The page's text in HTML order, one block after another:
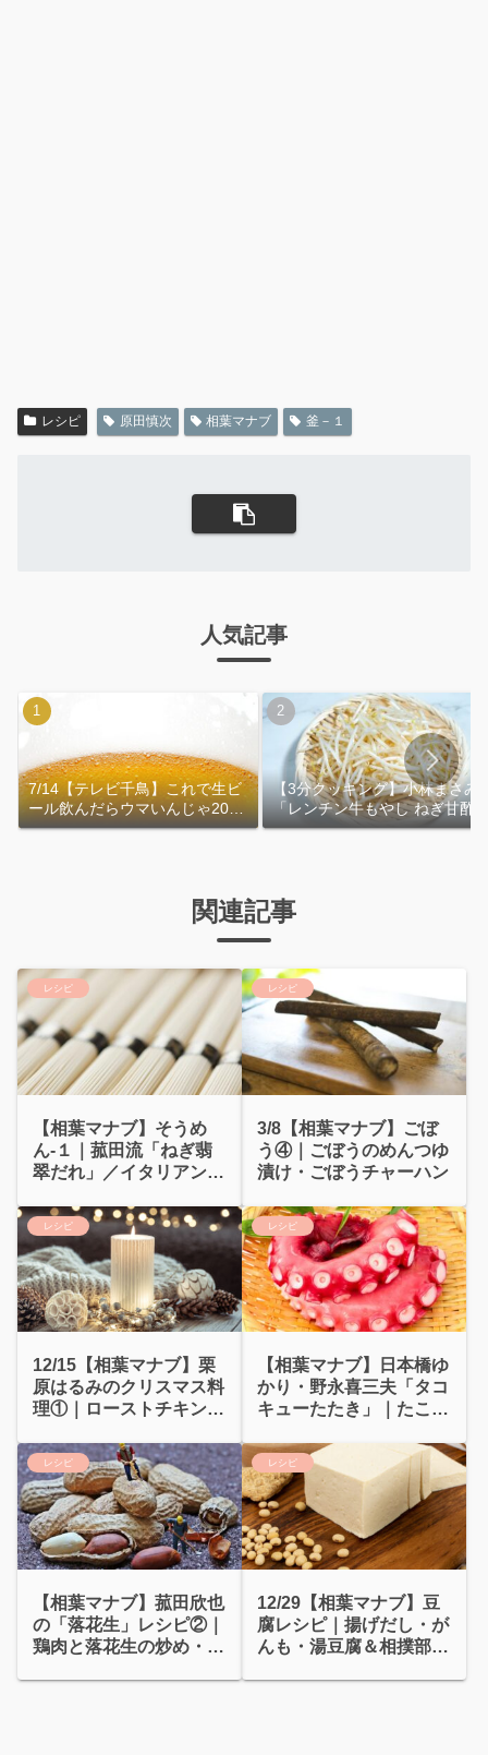
レシピ 原田慎次 相葉マナブ 釜－１
人気記事
7/14【テレビ千鳥】これで生ビ
ール飲んだらウマいんじゃ2026
｜おおよその作り方
【3分クッキング】小林まさみ
「レンチン牛もやし ねぎ甘酢
れ」作り方
関連記事
レシピ
【相葉マナブ】そうめ
ん-１｜菰田流「ねぎ翡
翠だれ」／イタリアン風
レシピ
3/8【相葉マナブ】ごぼ
う④｜ごぼうのめんつゆ
漬け・ごぼうチャーハン
レシピ
12/15【相葉マナブ】栗
原はるみのクリスマス料
理①｜ローストチキン／
レシピ
【相葉マナブ】日本橋ゆ
かり・野永喜三夫「タコ
キューたたき」｜たこき
レシピ
【相葉マナブ】菰田欣也
の「落花生」レシピ②｜
鶏肉と落花生の炒め・白
レシピ
12/29【相葉マナブ】豆
腐レシピ｜揚げだし・が
んも・湯豆腐＆相撲部屋